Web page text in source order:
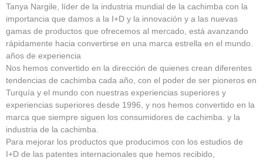
Tanya Nargile, líder de la industria mundial de la cachimba con la
importancia que damos a la I+D y la innovación y a las nuevas
gamas de productos que ofrecemos al mercado, está avanzando
rápidamente hacia convertirse en una marca estrella en el mundo.
años de experiencia
Nos hemos convertido en la dirección de quienes crean diferentes
tendencias de cachimba cada año, con el poder de ser pioneros en
Turquía y el mundo con nuestras experiencias superiores y
experiencias superiores desde 1996, y nos hemos convertido en la
marca que siempre siguen los consumidores de cachimba. y la
industria de la cachimba.
Para mejorar los productos que producimos con los estudios de
I+D de las patentes internacionales que hemos recibido,